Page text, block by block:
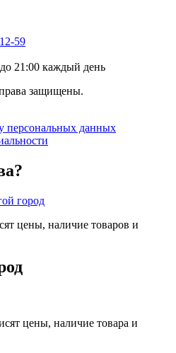
59
21:00 каждый день
защищены.
персональных данных
город
цены, наличие товаров и
цены, наличие товара и